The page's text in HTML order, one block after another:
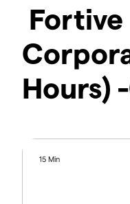
Fortive
Hours)
15 Min